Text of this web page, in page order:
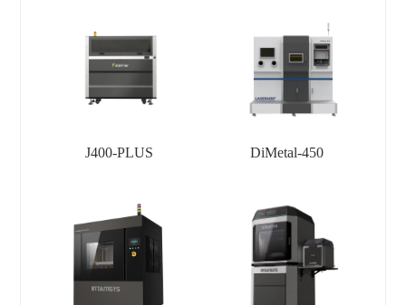
J400-PLUS DiMetal-450